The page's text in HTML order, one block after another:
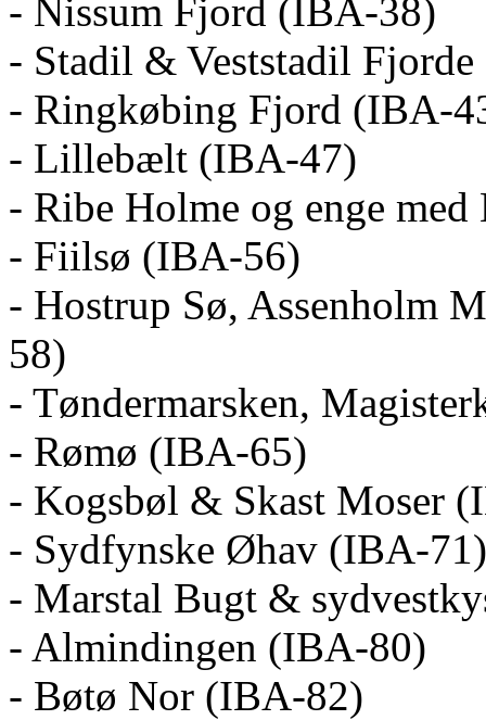
- Nissum Fjord (IBA-38)
- Stadil & Veststadil
- Ringkøbing Fjord (IBA-
- Lillebælt (IBA-47)
- Ribe Holme og enge
- Fiilsø (IBA-56)
- Hostrup Sø, Assenholm
58)
- Tøndermarsken,
- Rømø (IBA-65)
- Kogsbøl & Skast Moser
- Sydfynske Øhav (IBA-71)
- Marstal Bugt &
- Almindingen (IBA-80)
- Bøtø Nor (IBA-82)